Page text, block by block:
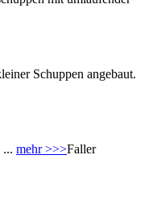
Schuppen angebaut.
... mehr >>>Faller